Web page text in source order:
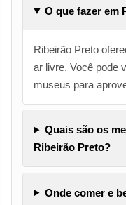
O que fazer em
Ribeirão Preto
ar livre. Você pode
museus para
Quais são os
Ribeirão Preto?
Onde comer e